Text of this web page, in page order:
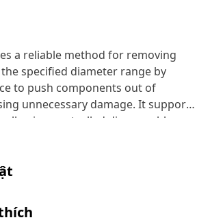
a reliable method for removing
specified diameter range by
to push components out of
unnecessary damage. It supports
allowing controlled disassembly,
to separate tightly fitted
alignment during removal,
stably and predictably.